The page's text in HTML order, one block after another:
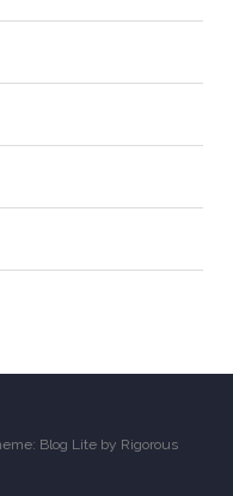
Blog Lite by Rigorous